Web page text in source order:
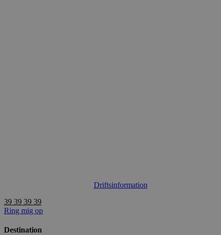
Driftsinformation
39 39 39 39
Ring mig op
Destination